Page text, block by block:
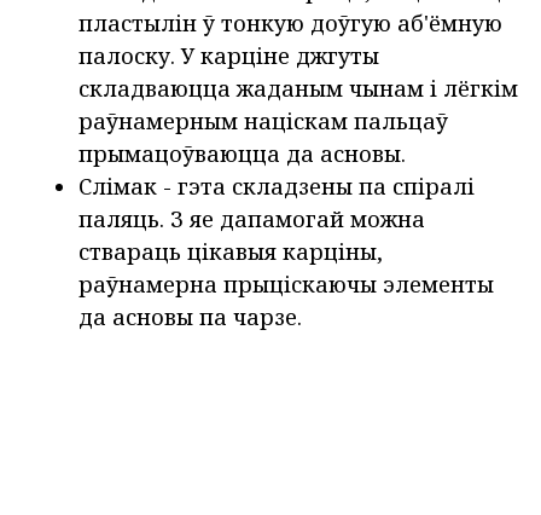
пластылін ў тонкую доўгую аб'ёмную
палоску. У карціне джгуты
складваюцца жаданым чынам і лёгкім
раўнамерным націскам пальцаў
прымацоўваюцца да асновы.
Слімак - гэта складзены па спіралі
паляць. З яе дапамогай можна
ствараць цікавыя карціны,
раўнамерна прыціскаючы элементы
да асновы па чарзе.